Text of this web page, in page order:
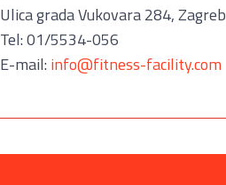
Ulica grada Vukovara 284, Zagreb
Tel: 01/5534-056
E-mail: info@fitness-facility.com